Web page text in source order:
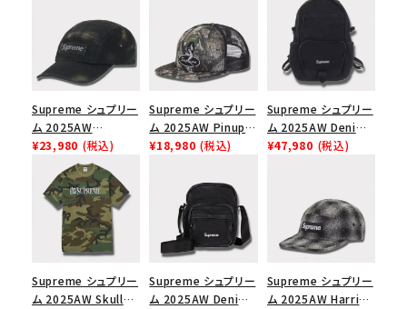
Supreme シュプリー
ム 2025AW
Overdyed Camp
Cap オーバーダイド
キャンプキャップ ブ
ラック
¥23,980 (税込)
Supreme シュプリー
ム 2025AW Pinup
Mesh Back 5-Panel
ュバック 5パネルキャ
ップ トゥルーティン
バーHTC フォールカ
¥18,980 (税込)
Supreme シュプリー
ム 2025AW Denim
Backpack デニム バ
¥47,980 (税込)
Supreme シュプリー
ム 2025AW Skull
Supreme シュプリー
ム 2025AW Denim
Supreme シュプリー
ム 2025AW Harris